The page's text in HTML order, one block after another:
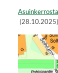
(28.10.2025)